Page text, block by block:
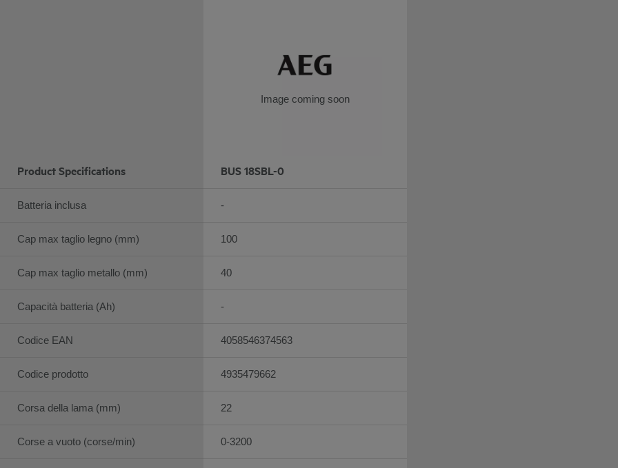
Product Specifications
Batteria inclusa
Cap max taglio legno (mm)
Cap max taglio metallo (mm)
Capacità batteria (Ah)
Codice EAN
Codice prodotto
Corsa della lama (mm)
Corse a vuoto (corse/min)
Image coming soon
BUS 18SBL-0
-
100
40
-
4058546374563
4935479662
22
0-3200